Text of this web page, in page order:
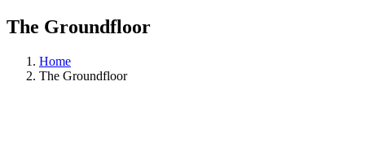
The Groundfloor
Home
The Groundfloor